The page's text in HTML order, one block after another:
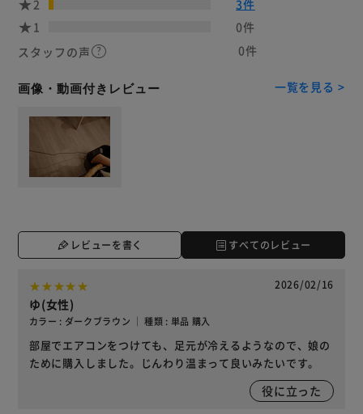
2
3件
1
0件
スタッフの声
0件
画像・動画付きレビュー 一覧を見る >
レビューを書く すべてのレビュー
2026/02/16
ゆ(女性)
カラー : ダークブラウン ｜ 種類 : 単品 購入
部屋でエアコンをつけても、足元が冷えるようなので、娘の
ために購入しました。じんわり温まって良いみたいです。
役に立った